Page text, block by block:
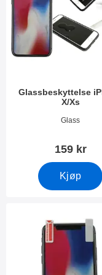
Glassbeskyttelse
X/Xs
Varenummer 24890
Glass
159 kr
Kjøp
Merk